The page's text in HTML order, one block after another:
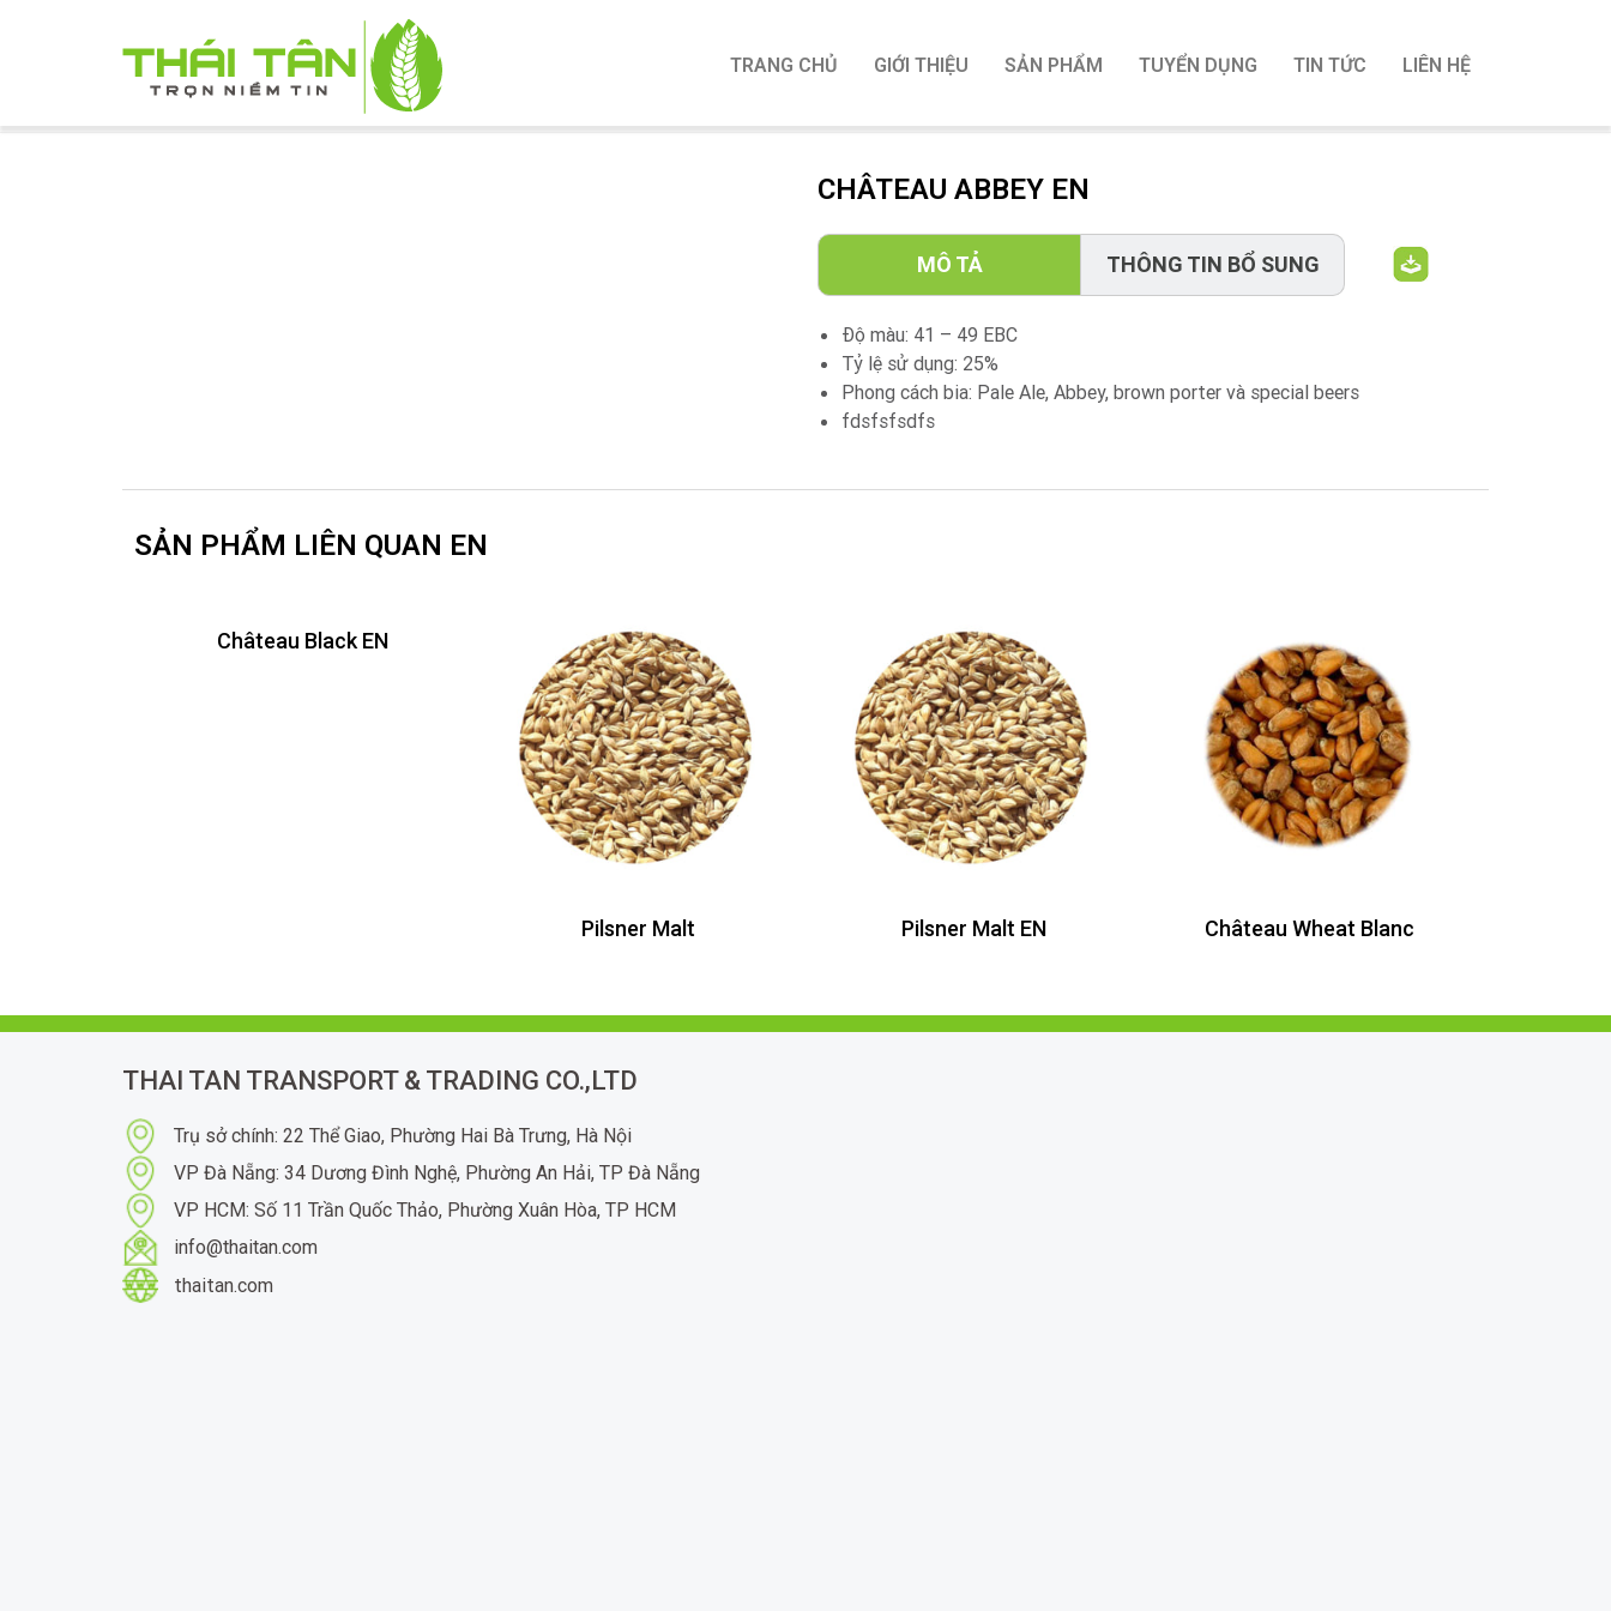
TRANG CHỦ GIỚI THIỆU SẢN PHẨM TUYỂN DỤNG TIN TỨC LIÊN HỆ
CHÂTEAU ABBEY EN
MÔ TẢ THÔNG TIN BỔ SUNG
Độ màu: 41 – 49 EBC
Tỷ lệ sử dụng: 25%
Phong cách bia: Pale Ale, Abbey, brown porter và special beers
fdsfsfsdfs
SẢN PHẨM LIÊN QUAN EN
Château Black EN
Pilsner Malt Pilsner Malt EN Château Wheat Blanc
THAI TAN TRANSPORT & TRADING CO.,LTD
Trụ sở chính: 22 Thể Giao, Phường Hai Bà Trưng, Hà Nội
VP Đà Nẵng: 34 Dương Đình Nghệ, Phường An Hải, TP Đà Nẵng
VP HCM: Số 11 Trần Quốc Thảo, Phường Xuân Hòa, TP HCM
info@thaitan.com
thaitan.com